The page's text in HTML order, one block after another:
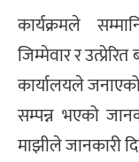
कार्यक्रमले
जिम्मेवार र
कार्यालयले
सम्पन्न भएको
माझीले जानकारी